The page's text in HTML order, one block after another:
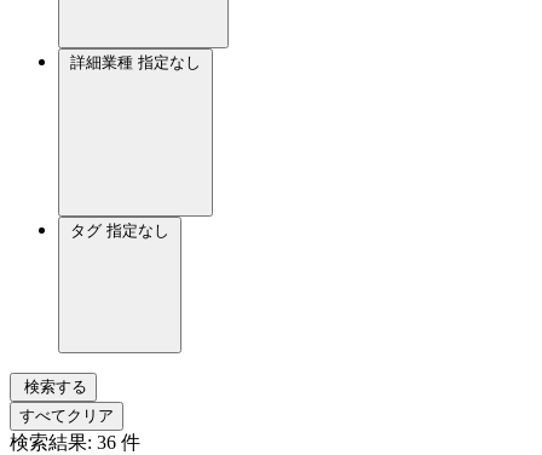
詳細業種 指定なし
タグ 指定なし
検索する
すべてクリア
検索結果: 36 件